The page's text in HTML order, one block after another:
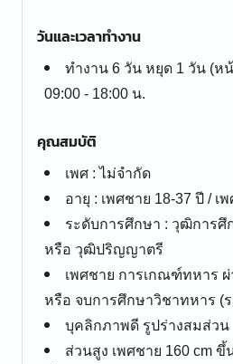
วันและเวลาทำงาน
ทำงาน 6 วัน หยุด 1 วัน (ห
09:00 - 18:00 น.
คุณสมบัติ
เพศ : ไม่จำกัด
อายุ : เพศชาย 18-37 ปี / เ
ระดับการศึกษา : วุฒิการศึ
หรือ วุฒิปริญญาตรี
เพศชาย การเกณฑ์ทหาร
หรือ จบการศึกษาวิชาทหาร (
บุคลิกภาพดี รูปร่างสมส่วน
ส่วนสูง เพศชาย 160 cm ขึ้